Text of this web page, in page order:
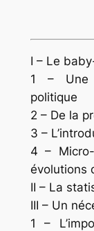
I – Le
1 – Une
politique
2 – De la
3 –
4 –
évolutions
II – La
III – Un
1 –